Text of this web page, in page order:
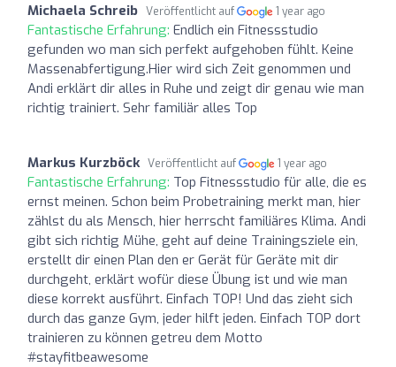
Michaela Schreib Veröffentlicht auf 1 year ago
Fantastische Erfahrung: Endlich ein Fitnessstudio
gefunden wo man sich perfekt aufgehoben fühlt. Keine
Massenabfertigung.Hier wird sich Zeit genommen und
Andi erklärt dir alles in Ruhe und zeigt dir genau wie man
richtig trainiert. Sehr familiär alles Top
Markus Kurzböck Veröffentlicht auf 1 year ago
Fantastische Erfahrung: Top Fitnessstudio für alle, die es
ernst meinen. Schon beim Probetraining merkt man, hier
zählst du als Mensch, hier herrscht familiäres Klima. Andi
gibt sich richtig Mühe, geht auf deine Trainingsziele ein,
erstellt dir einen Plan den er Gerät für Geräte mit dir
durchgeht, erklärt wofür diese Übung ist und wie man
diese korrekt ausführt. Einfach TOP! Und das zieht sich
durch das ganze Gym, jeder hilft jeden. Einfach TOP dort
trainieren zu können getreu dem Motto
#stayfitbeawesome